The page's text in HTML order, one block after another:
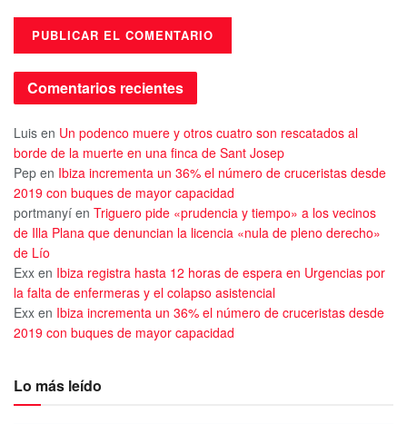
Comentarios recientes
Luis en Un podenco muere y otros cuatro son rescatados al
borde de la muerte en una finca de Sant Josep
Pep en Ibiza incrementa un 36% el número de cruceristas desde
2019 con buques de mayor capacidad
portmanyí en Triguero pide «prudencia y tiempo» a los vecinos
de Illa Plana que denuncian la licencia «nula de pleno derecho»
de Lío
Exx en Ibiza registra hasta 12 horas de espera en Urgencias por
la falta de enfermeras y el colapso asistencial
Exx en Ibiza incrementa un 36% el número de cruceristas desde
2019 con buques de mayor capacidad
Lo más leído